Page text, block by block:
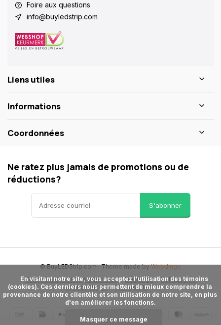
Foire aux questions
info@buyledstrip.com
Liens utiles
Informations
Coordonnées
Ne ratez plus jamais de promotions ou de
réductions?
S'abonner
Termes & Conditions générales Décharge
Politique de
confidentialité
Plan du site
© BuyLEDStrip.com- Theme made byWebdinge
(cookies). Ces derniers nous permettent de mieux comprendre la
provenance de notre clientèle et son utilisation de notre site, en plus
d'en améliorer les fonctions.
Masquer ce message